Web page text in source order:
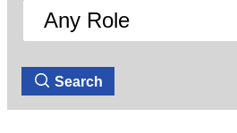
Search